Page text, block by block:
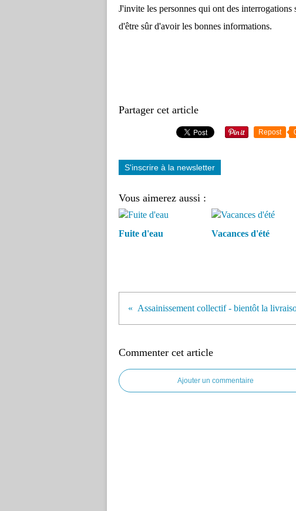
J'invite les personnes qui ont des
d'être sûr d'avoir les bonnes informations.
Partager cet article
Repost
S'inscrire à la newsletter
Vous aimerez aussi :
Fuite d'eau Vacances d'été
Commenter cet article
Ajouter un commentaire